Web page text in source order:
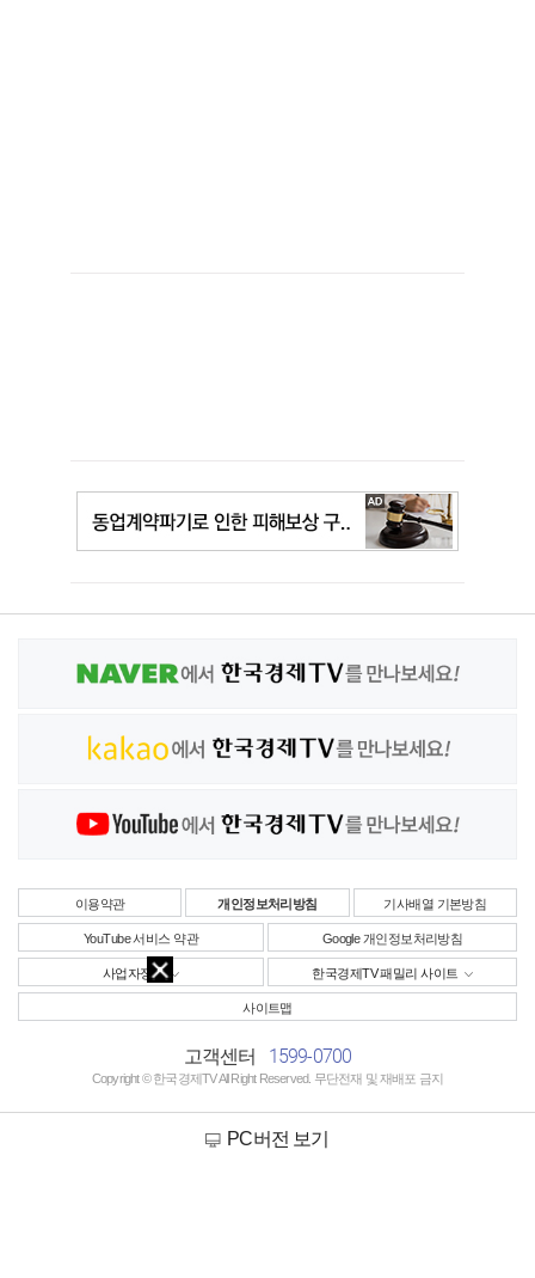
이용약관 개인정보처리방침 기사배열 기본방침
YouTube 서비스 약관 Google 개인정보처리방침
사업자정보 한국경제TV 패밀리 사이트
사이트맵
고객센터 1599-0700
Copyright © 한국경제TV All Right Reserved. 무단전재 및 재배포 금지
PC버전 보기